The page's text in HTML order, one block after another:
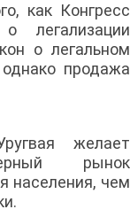
как Конгресс
легализации
о легальном
однако продажа
желает
рынок
населения, чем